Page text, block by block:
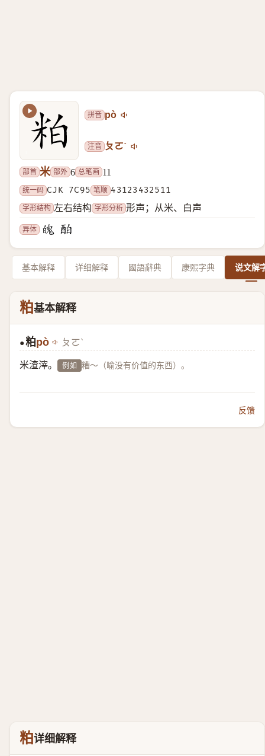
拼音 pò
注音 ㄆㄛˋ
部首 米 部外 6 总笔画 11
统一码 CJK 7C95 笔顺 43123432511
字形结构 左右结构 字形分析 形声；从米、白声
异体
基本解释 详细解释 國語辭典 康熙字典 说文解
粕基本解释
●粕 pò ㄆㄛˋ
米渣滓。 例如 糟～（喻没有价值的东西）。
反馈
粕详细解释